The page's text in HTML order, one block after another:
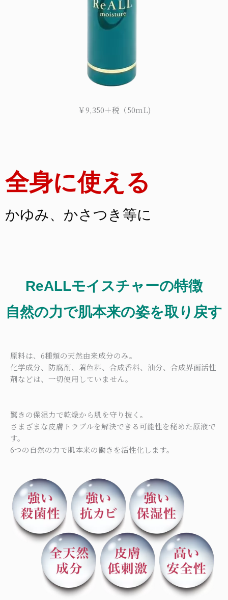
￥9,350＋税（50ｍL)
全身に使える
かゆみ、かさつき等に
ReALLモイスチャーの特徴
自然の力で肌本来の姿を取り戻す
原料は、6種類の天然由来成分のみ。
化学成分、防腐剤、着色料、合成香料、油分、合成界面活性
剤などは、一切使用していません。
驚きの保湿力で乾燥から肌を守り抜く。
さまざまな皮膚トラブルを解決できる可能性を秘めた原液で
す。
6つの自然の力で肌本来の働きを活性化します。